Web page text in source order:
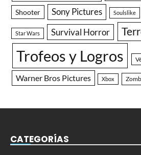
Shooter Sony Pictures Soulslike
Star Wars Survival Horror
Trofeos y Logros
Warner Bros Pictures Xbox
CATEGORÍAS